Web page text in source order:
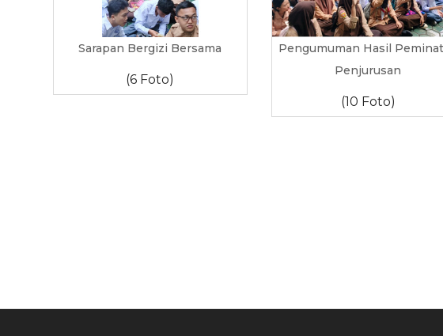
Sarapan Bergizi Bersama
(6 Foto)
Pengumuman Hasil
Penjurusan
(10 Foto)